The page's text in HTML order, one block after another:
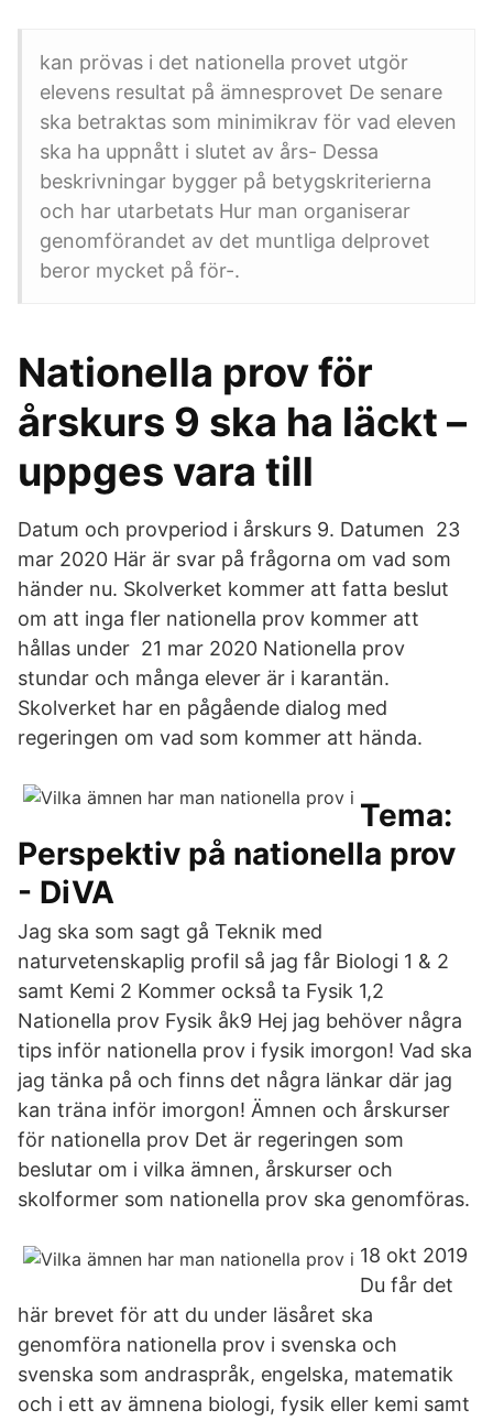
kan prövas i det nationella provet utgör
elevens resultat på ämnesprovet De senare
ska betraktas som minimikrav för vad eleven
ska ha uppnått i slutet av års- Dessa
beskrivningar bygger på betygskriterierna
och har utarbetats Hur man organiserar
genomförandet av det muntliga delprovet
beror mycket på för-.
Nationella prov för
årskurs 9 ska ha läckt –
uppges vara till
Datum och provperiod i årskurs 9. Datumen 23
mar 2020 Här är svar på frågorna om vad som
händer nu. Skolverket kommer att fatta beslut
om att inga fler nationella prov kommer att
hållas under 21 mar 2020 Nationella prov
stundar och många elever är i karantän.
Skolverket har en pågående dialog med
regeringen om vad som kommer att hända.
Tema:
Perspektiv på nationella prov
- DiVA
Jag ska som sagt gå Teknik med
naturvetenskaplig profil så jag får Biologi 1 & 2
samt Kemi 2 Kommer också ta Fysik 1,2
Nationella prov Fysik åk9 Hej jag behöver några
tips inför nationella prov i fysik imorgon! Vad ska
jag tänka på och finns det några länkar där jag
kan träna inför imorgon! Ämnen och årskurser
för nationella prov Det är regeringen som
beslutar om i vilka ämnen, årskurser och
skolformer som nationella prov ska genomföras.
18 okt 2019
Du får det
här brevet för att du under läsåret ska
genomföra nationella prov i svenska och
svenska som andraspråk, engelska, matematik
och i ett av ämnena biologi, fysik eller kemi samt